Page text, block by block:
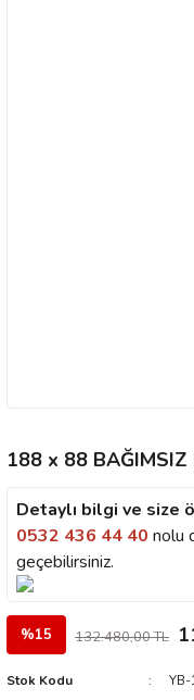
188 x 88 BAĞIMSIZ
Detaylı bilgi ve size
0532 436 44 40 nolu
geçebilirsiniz.
%15 132.480,00 TL
Stok Kodu